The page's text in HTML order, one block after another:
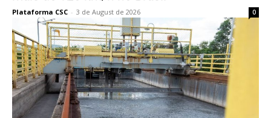
Plataforma CSC - 3 de August de 2026 0